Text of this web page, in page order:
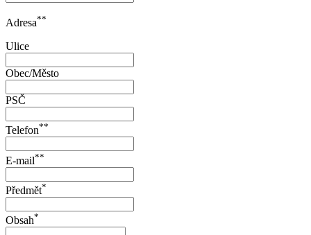
Adresa**
Ulice
Obec/Město
PSČ
Telefon**
E-mail**
Předmět*
Obsah*